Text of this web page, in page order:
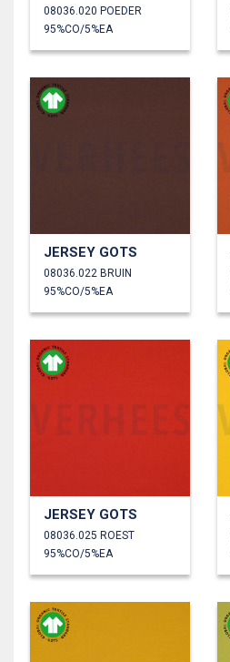
08036.020 POEDER
95%CO/5%EA
JERSEY GOTS
08036.022 BRUIN
95%CO/5%EA
JERSEY GOTS
08036.025 ROEST
95%CO/5%EA